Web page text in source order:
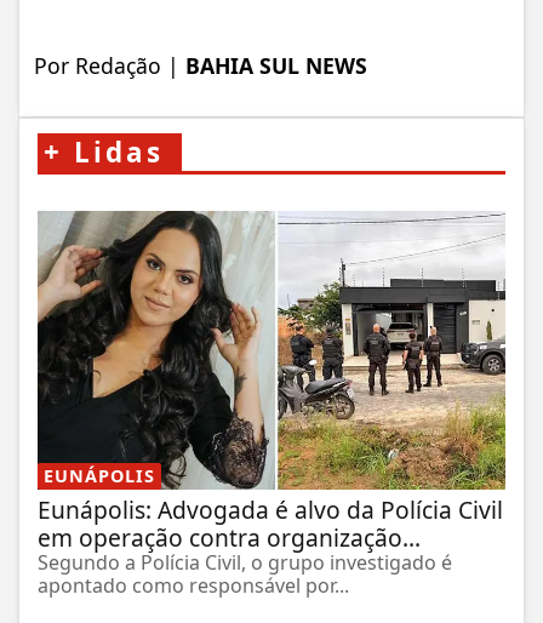
Por Redação | BAHIA SUL NEWS
+ Lidas
EUNÁPOLIS
Eunápolis: Advogada é alvo da Polícia Civil
em operação contra organização...
Segundo a Polícia Civil, o grupo investigado é
apontado como responsável por...